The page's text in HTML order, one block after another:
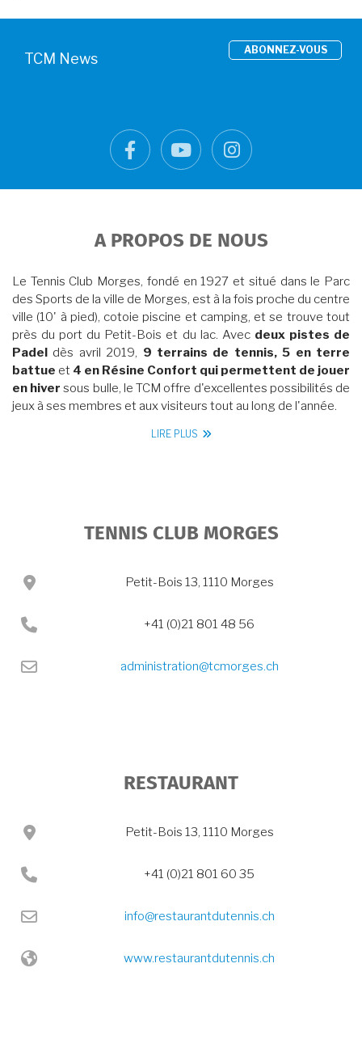
facebook
Youtube
A PROPOS DE NOUS
Le Tennis Club Morges, fondé en 1927 et situé dans le Parc
des Sports de la ville de Morges, est à la fois proche du centre
ville (10' à pied), cotoie piscine et camping, et se trouve tout
près du port du Petit-Bois et du lac. Avec deux pistes de
Padel dès avril 2019, 9 terrains de tennis, 5 en terre
battue et 4 en Résine Confort qui permettent de jouer
en hiversous bulle, le TCM offre d'excellentes possibilités de
jeux à ses membres et aux visiteurs tout au long de l'année.
LIRE PLUS
TENNIS CLUB MORGES
Adresse Petit-Bois 13, 1110 Morges
Téléphone: +41 (0)21 801 48 56
Email : administration@tcmorges.ch
RESTAURANT
Adresse Petit-Bois 13, 1110 Morges
Téléphone: +41 (0)21 801 60 35
Email : info@restaurantdutennis.ch
Site web:www.restaurantdutennis.ch